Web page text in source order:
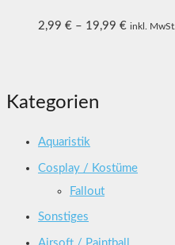
Kategorien
Aquaristik
Cosplay / Kostüme
Fallout
Sonstiges
2,99 € – 19,99 € inkl. MwSt.